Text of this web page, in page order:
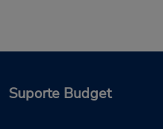
Suporte Budget